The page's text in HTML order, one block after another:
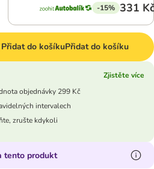
-15% 331
Přidat do košíkuPřidat do košíku
Zjistěte více
objednávky 299 Kč
intervalech
zrušte kdykoli
tento produkt